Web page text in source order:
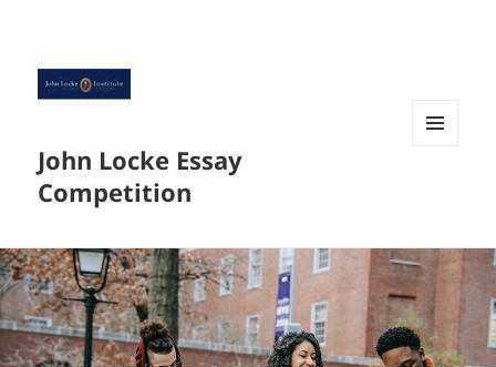
John Locke Essay
Competition